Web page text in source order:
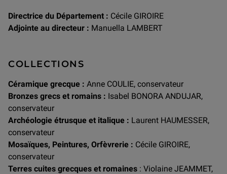
Directrice du Département : Cécile GIROIRE
Adjointe au directeur : Manuella LAMBERT
COLLECTIONS
Céramique grecque : Anne COULIE, conservateur
Bronzes grecs et romains : Isabel BONORA ANDUJAR,
conservateur
Archéologie étrusque et italique : Laurent HAUMESSER,
conservateur
Mosaïques, Peintures, Orfèvrerie : Cécile GIROIRE,
conservateur
Terres cuites grecques et romaines : Violaine JEAMMET,